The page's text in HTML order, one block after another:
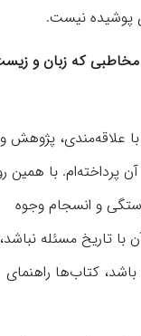
پوشیده نیست.
مخاطبی که زبان و
با علاقه‌مندی، پژوهش
با همین
و انسجام وجوه
تاریخ مسئله نباشد،
کتاب‌ها راهنمای